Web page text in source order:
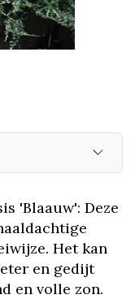
'Blaauw': Deze
Het kan
en gedijt
en volle zon.